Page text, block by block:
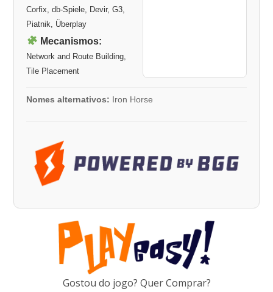
Corfix, db-Spiele, Devir, G3,
Piatnik, Überplay
Mecanismos:
Network and Route Building,
Tile Placement
Nomes alternativos: Iron Horse
Gostou do jogo? Quer Comprar?